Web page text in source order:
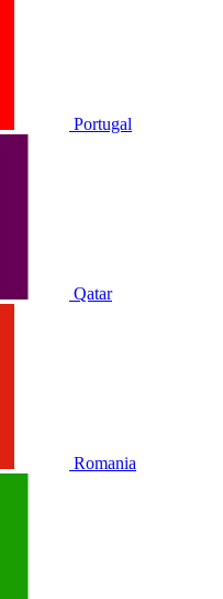
Portugal
Qatar
Romania